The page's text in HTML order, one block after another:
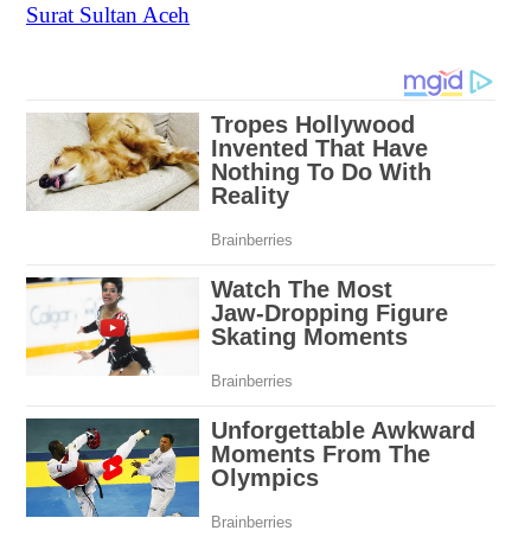
Surat Sultan Aceh